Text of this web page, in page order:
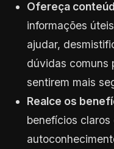
Ofereça
informações
ajudar,
dúvidas comuns
sentirem mais
Realce os
benefícios